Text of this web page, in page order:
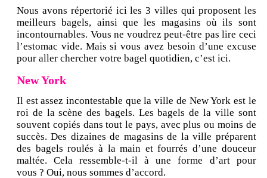
Nous avons répertorié ici les 3 villes qui proposent les
meilleurs bagels, ainsi que les magasins où ils sont
incontournables. Vous ne voudrez peut-être pas lire ceci
l’estomac vide. Mais si vous avez besoin d’une excuse
pour aller chercher votre bagel quotidien, c’est ici.
New York
Il est assez incontestable que la ville de New York est le
roi de la scène des bagels. Les bagels de la ville sont
souvent copiés dans tout le pays, avec plus ou moins de
succès. Des dizaines de magasins de la ville préparent
des bagels roulés à la main et fourrés d’une douceur
maltée. Cela ressemble-t-il à une forme d’art pour
vous ? Oui, nous sommes d’accord.